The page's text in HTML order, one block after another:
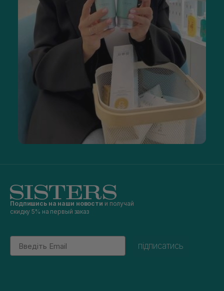
Подпишись на наши новости и получай
скидку 5% на первый заказ
Email
підписатись